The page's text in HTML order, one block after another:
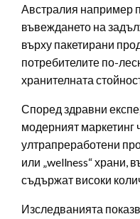
Австралия например
въвеждането на
върху пакетирани
потребителите по-
хранителната
Според здравни
модерният маркетинг
ултрапреработени
или „wellness“ храни,
съдържат високи
Изследванията